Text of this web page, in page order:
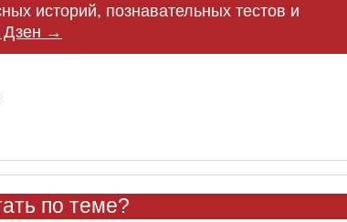
историй, познавательных тестов и
Дзен →
по теме?